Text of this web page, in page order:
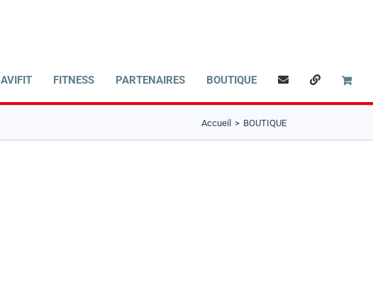
AVIFIT FITNESS PARTENAIRES BOUTIQUE
Accueil BOUTIQUE